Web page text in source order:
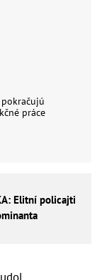
práce
Elitní policajti